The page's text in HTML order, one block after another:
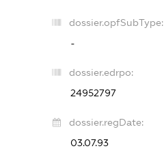
dossier.opfSubType:
-
dossier.edrpo:
24952797
dossier.regDate:
03.07.93